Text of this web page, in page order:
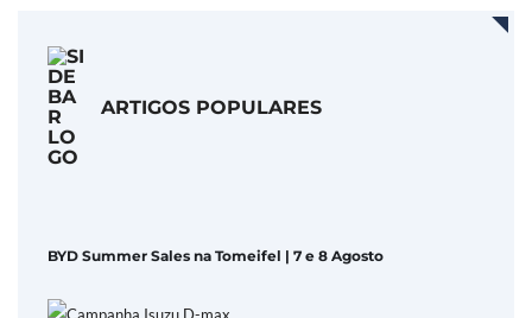
ARTIGOS POPULARES
BYD Summer Sales na Tomeifel | 7 e 8 Agosto